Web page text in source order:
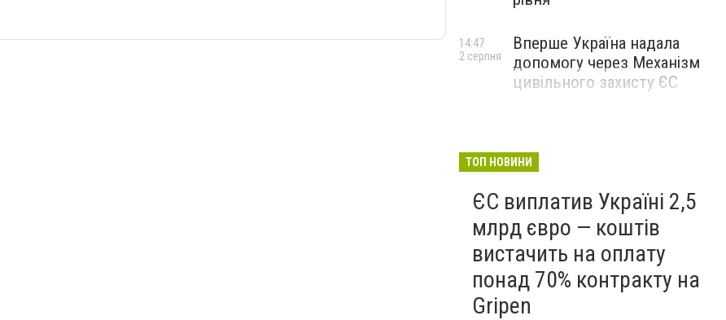
Вперше Україна надала
допомогу через Механізм
цивільного захисту ЄС
14:47
2 серпня
ТОП НОВИНИ
ЄС виплатив Україні 2,5
млрд євро — коштів
вистачить на оплату
понад 70% контракту на
Gripen